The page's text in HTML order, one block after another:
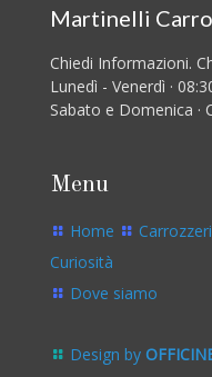
Martinelli
Chiedi Informazioni.
Lunedì - Venerdì ·
Sabato e Domenica ·
Menu
Home
Curiosità
Dove siamo
Design by